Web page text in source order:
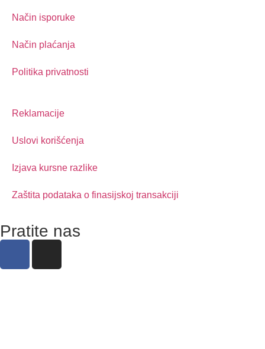
Način isporuke
Način plaćanja
Politika privatnosti
Reklamacije
Uslovi korišćenja
Izjava kursne razlike
Zaštita podataka o finasijskoj transakciji
Pratite nas